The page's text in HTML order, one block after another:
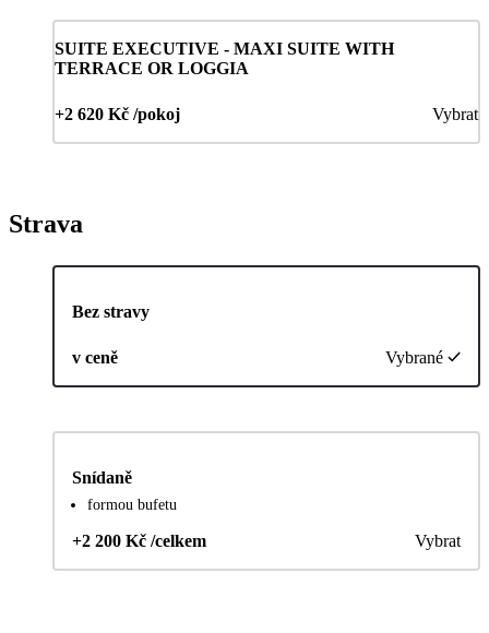
SUITE EXECUTIVE - MAXI SUITE WITH
TERRACE OR LOGGIA
+2 620 Kč /pokoj Vybrat
Strava
Bez stravy
v ceně Vybrané
Snídaně
formou bufetu
+2 200 Kč /celkem Vybrat